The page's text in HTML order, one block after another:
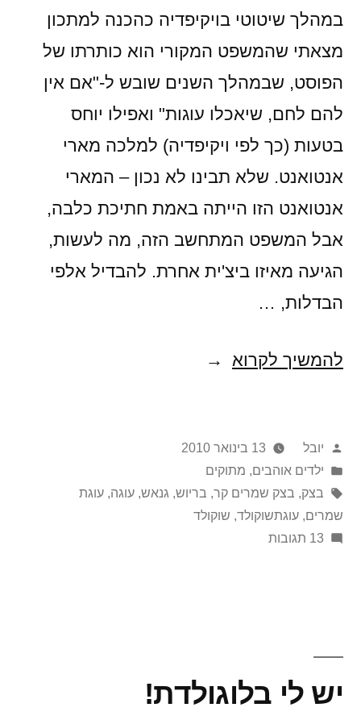
במהלך שיטוטי בויקיפדיה כהכנה למתכון
מצאתי שהמשפט המקורי הוא כותרתו של
הפוסט, שבמהלך השנים שובש ל-"אם אין
להם לחם, שיאכלו עוגות" ואפילו יוחס
בטעות (כך לפי ויקיפדיה) למלכה מארי
אנטואנט. שלא תבינו לא נכון – המארי
אנטואנט הזו הייתה באמת חתיכת כלבה,
אבל המשפט המתחשב הזה, מה לעשות,
הגיעה מאיזו ביצ'ית אחרת. להבדיל אלפי
הבדלות, …
להמשיך לקרוא אם
שיאכלו
בריוש
פורסם
על
ידי
יובל
13 בינואר 2010
Posted
in
ילדים אוהבים, מתוקים
תגיות:
בצק, בצק שמרים קר, בריוש, גנאש, עוגה, עוגת
שמרים, עוגתשוקולד, שוקולד
13 תגובות
על
יש לי בלוגולדת!